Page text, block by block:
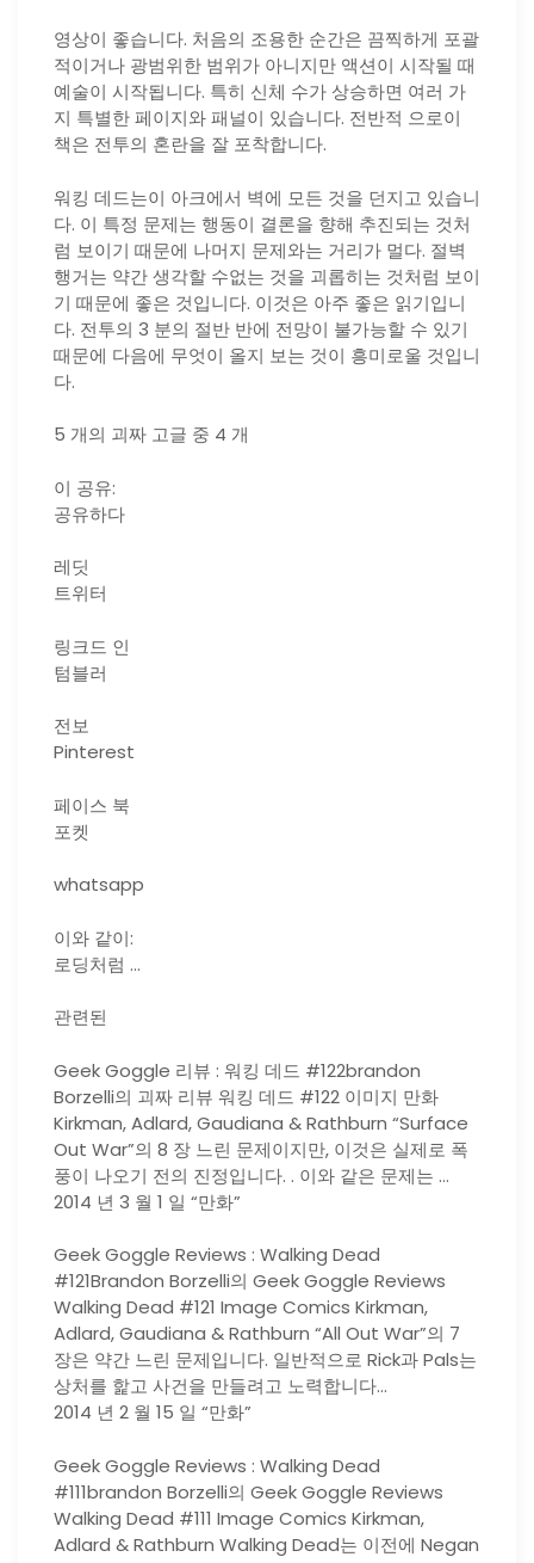
영상이 좋습니다. 처음의 조용한 순간은 끔찍하게 포괄
적이거나 광범위한 범위가 아니지만 액션이 시작될 때
예술이 시작됩니다. 특히 신체 수가 상승하면 여러 가
지 특별한 페이지와 패널이 있습니다. 전반적 으로이
책은 전투의 혼란을 잘 포착합니다.
워킹 데드는이 아크에서 벽에 모든 것을 던지고 있습니
다. 이 특정 문제는 행동이 결론을 향해 추진되는 것처
럼 보이기 때문에 나머지 문제와는 거리가 멀다. 절벽
행거는 약간 생각할 수없는 것을 괴롭히는 것처럼 보이
기 때문에 좋은 것입니다. 이것은 아주 좋은 읽기입니
다. 전투의 3 분의 절반 반에 전망이 불가능할 수 있기
때문에 다음에 무엇이 올지 보는 것이 흥미로울 것입니
다.
5 개의 괴짜 고글 중 4 개
이 공유:
공유하다
레딧
트위터
링크드 인
텀블러
전보
Pinterest
페이스 북
포켓
whatsapp
이와 같이:
로딩처럼 …
관련된
Geek Goggle 리뷰 : 워킹 데드 #122brandon
Borzelli의 괴짜 리뷰 워킹 데드 #122 이미지 만화
Kirkman, Adlard, Gaudiana & Rathburn “Surface
Out War”의 8 장 느린 문제이지만, 이것은 실제로 폭
풍이 나오기 전의 진정입니다. . 이와 같은 문제는 …
2014 년 3 월 1 일 “만화”
Geek Goggle Reviews : Walking Dead
#121Brandon Borzelli의 Geek Goggle Reviews
Walking Dead #121 Image Comics Kirkman,
Adlard, Gaudiana & Rathburn “All Out War”의 7
장은 약간 느린 문제입니다. 일반적으로 Rick과 Pals는
상처를 핥고 사건을 만들려고 노력합니다…
2014 년 2 월 15 일 “만화”
Geek Goggle Reviews : Walking Dead
#111brandon Borzelli의 Geek Goggle Reviews
Walking Dead #111 Image Comics Kirkman,
Adlard & Rathburn Walking Dead는 이전에 Negan